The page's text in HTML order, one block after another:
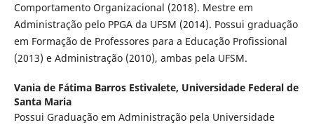
Comportamento Organizacional (2018). Mestre em
Administração pelo PPGA da UFSM (2014). Possui graduação
em Formação de Professores para a Educação Profissional
(2013) e Administração (2010), ambas pela UFSM.
Vania de Fátima Barros Estivalete, Universidade Federal de
Santa Maria
Possui Graduação em Administração pela Universidade